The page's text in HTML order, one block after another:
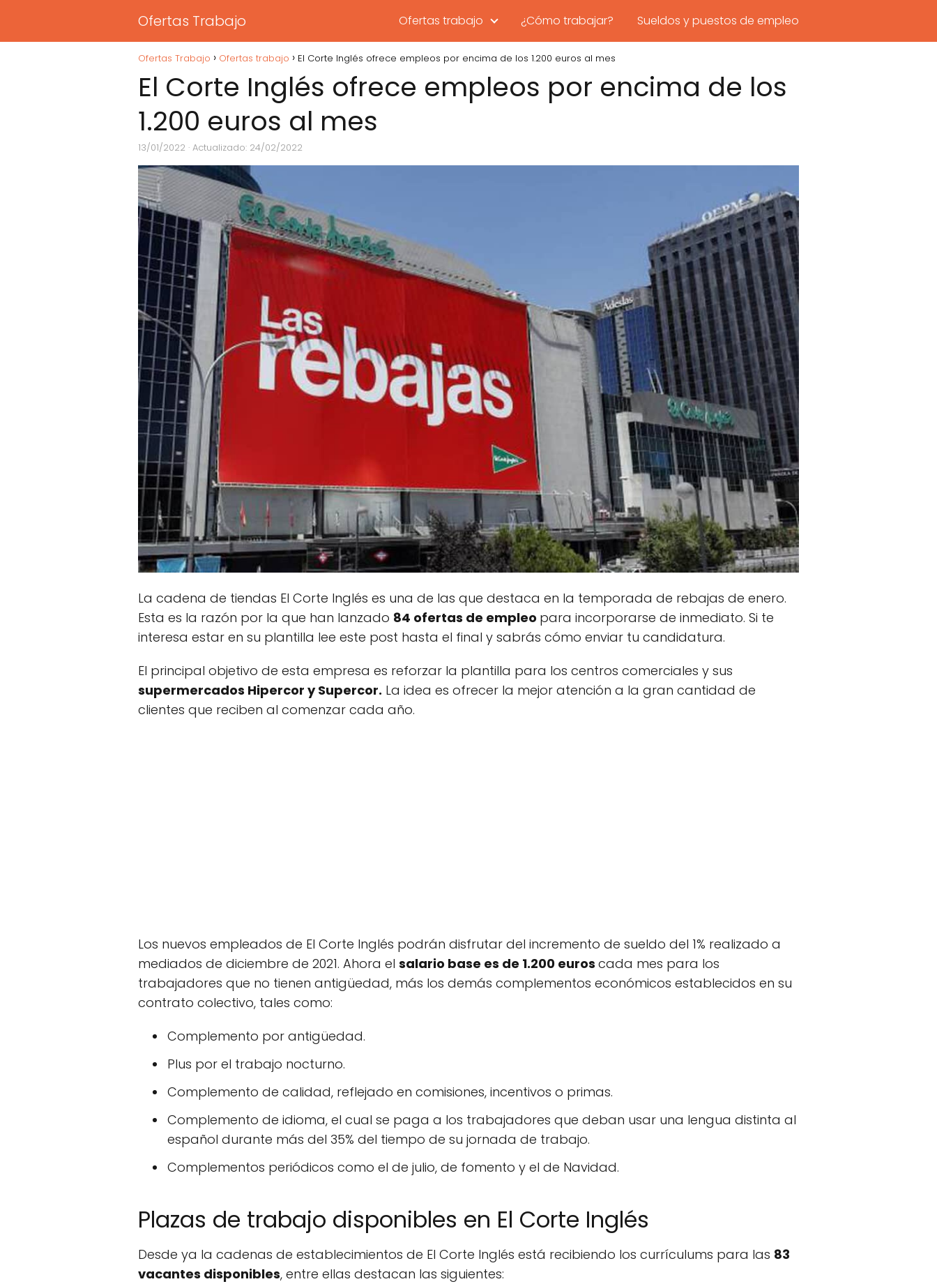
Ofertas Trabajo Ofertas trabajo ¿Cómo trabajar? Sueldos y puestos de empleo
Ofertas Trabajo Ofertas trabajo El Corte Inglés ofrece empleos por encima de los 1.200 euros al mes
El Corte Inglés ofrece empleos por encima de los
1.200 euros al mes
13/01/2022 · Actualizado: 24/02/2022
La cadena de tiendas El Corte Inglés es una de las que destaca en la temporada de rebajas de enero.
Esta es la razón por la que han lanzado 84 ofertas de empleo para incorporarse de inmediato. Si te
interesa estar en su plantilla lee este post hasta el final y sabrás cómo enviar tu candidatura.
El principal objetivo de esta empresa es reforzar la plantilla para los centros comerciales y sus
supermercados Hipercor y Supercor. La idea es ofrecer la mejor atención a la gran cantidad de
clientes que reciben al comenzar cada año.
Los nuevos empleados de El Corte Inglés podrán disfrutar del incremento de sueldo del 1% realizado a
mediados de diciembre de 2021. Ahora el salario base es de 1.200 euros cada mes para los
trabajadores que no tienen antigüedad, más los demás complementos económicos establecidos en su
contrato colectivo, tales como:
Complemento por antigüedad.
Plus por el trabajo nocturno.
Complemento de calidad, reflejado en comisiones, incentivos o primas.
Complemento de idioma, el cual se paga a los trabajadores que deban usar una lengua distinta al
español durante más del 35% del tiempo de su jornada de trabajo.
Complementos periódicos como el de julio, de fomento y el de Navidad.
Plazas de trabajo disponibles en El Corte Inglés
Desde ya la cadenas de establecimientos de El Corte Inglés está recibiendo los currículums para las 83
vacantes disponibles, entre ellas destacan las siguientes: